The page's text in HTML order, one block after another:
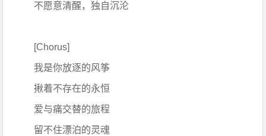
不愿意清醒，独自沉沦
[Chorus]
我是你放逐的风筝
揪着不存在的永恒
爱与痛交替的旅程
留不住漂泊的灵魂